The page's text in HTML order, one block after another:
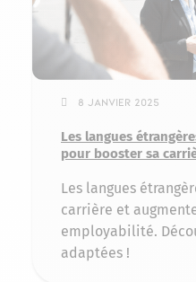
8 janvier 2025
Les langues
pour booster sa
Les langues
carrière et
employabilité.
adaptées !